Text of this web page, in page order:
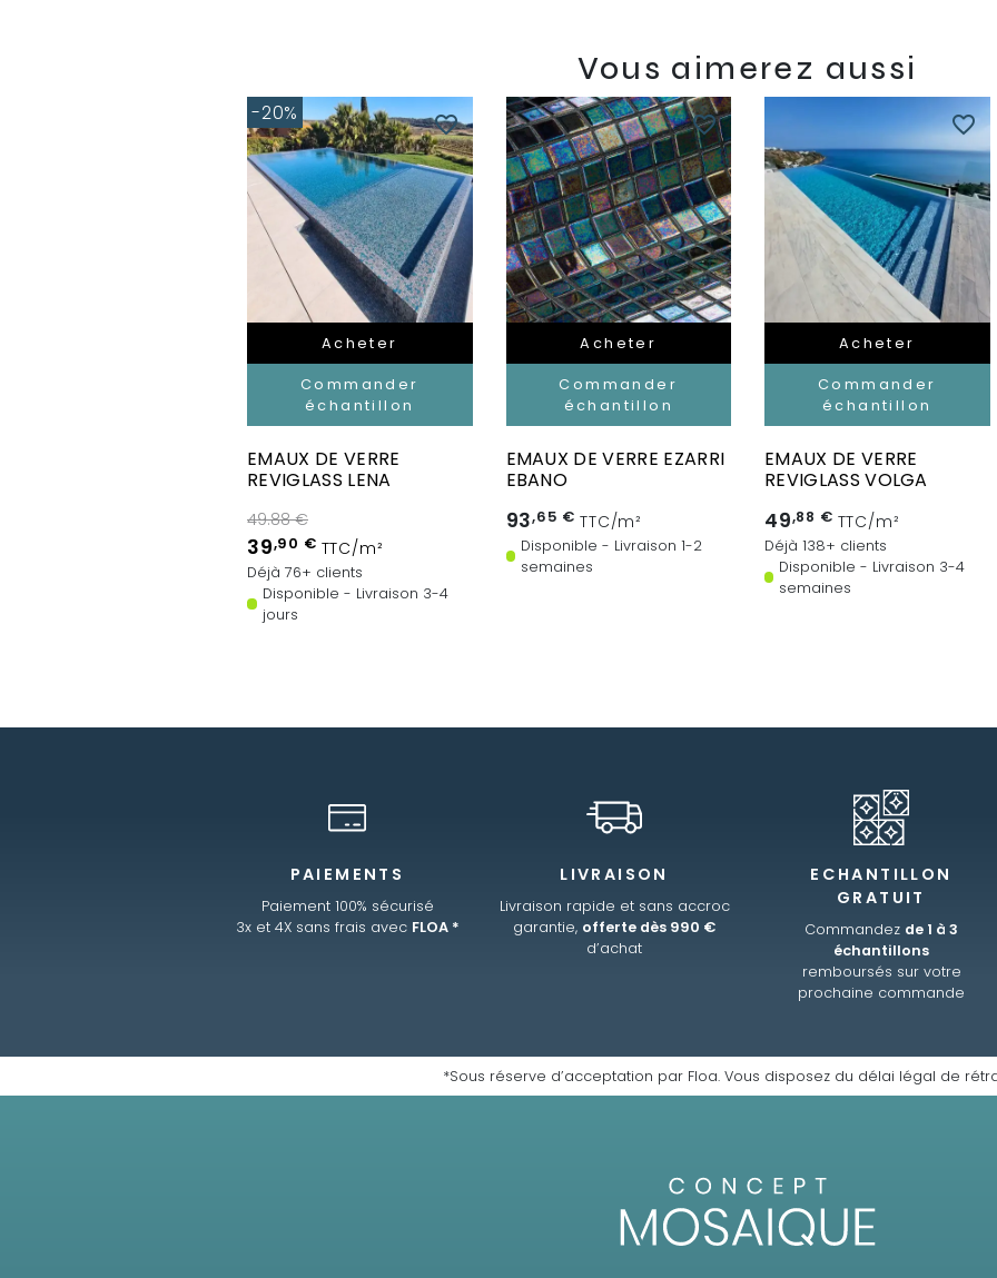
Vous aimerez aussi
Acheter
Commander
échantillon
favorite_border
EMAUX DE VERRE
REVIGLASS LENA
49.88 €
39,90 € TTC/m²
Déjà 76+ clients
Disponible - Livraison 3-4
jours
-20%
Acheter
Commander
échantillon
favorite_border
EMAUX DE VERRE EZARRI
EBANO
93,65 € TTC/m²
Disponible - Livraison 1-2
semaines
Acheter
Commander
échantillon
favorite_border
EMAUX DE VERRE
REVIGLASS VOLGA
49,88 € TTC/m²
Déjà 138+ clients
Disponible - Livraison 3-4
semaines
PAIEMENTS
Paiement 100% sécurisé
3x et 4X sans frais avec FLOA *
LIVRAISON
Livraison rapide et sans accroc
garantie, offerte dès 990 €
d’achat
ECHANTILLON
GRATUIT
Commandez de 1 à 3
échantillons
remboursés sur votre
prochaine commande
*Sous réserve d’acceptation par Floa. Vous disposez du délai légal de